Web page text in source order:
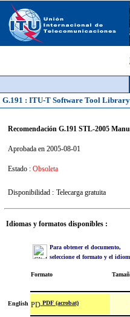
G.191 : ITU-T Software Tool
Recomendación G.191 STL-2005
Aprobada en 2005-08-01
Estado : Obsoleta
Disponibilidad : Telecarga gratuita
Idiomas y formatos disponibles :
Para obtener el documento,
seleccione el formato y el
Formato
English PDF (acrobat)